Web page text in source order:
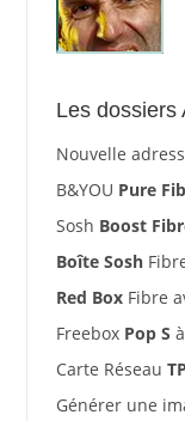
Les dossiers
Nouvelle
B&YOU Pure
Sosh Boost
Boîte Sosh
Red BoxFibre
Freebox Pop S
Carte Réseau
Générer une